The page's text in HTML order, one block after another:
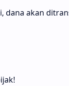
dana akan